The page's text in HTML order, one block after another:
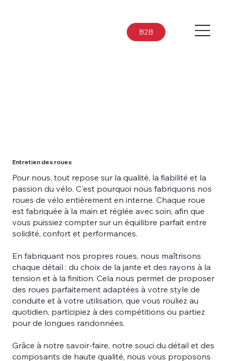
B2B
Entretien des roues
Pour nous, tout repose sur la qualité, la fiabilité et la
passion du vélo. C'est pourquoi nous fabriquons nos
roues de vélo entièrement en interne. Chaque roue
est fabriquée à la main et réglée avec soin, afin que
vous puissiez compter sur un équilibre parfait entre
solidité, confort et performances.​
En fabriquant nos propres roues, nous maîtrisons
chaque détail : du choix de la jante et des rayons à la
tension et à la finition. Cela nous permet de proposer
des roues parfaitement adaptées à votre style de
conduite et à votre utilisation, que vous rouliez au
quotidien, participiez à des compétitions ou partiez
pour de longues randonnées.​
Grâce à notre savoir-faire, notre souci du détail et des
composants de haute qualité, nous vous proposons